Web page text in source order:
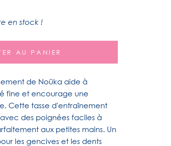
en stock !
AU PANIER
de Noüka aide à
fine et encourage une
Cette tasse d'entraînement
des poignées faciles à
aux petites mains. Un
les gencives et les dents